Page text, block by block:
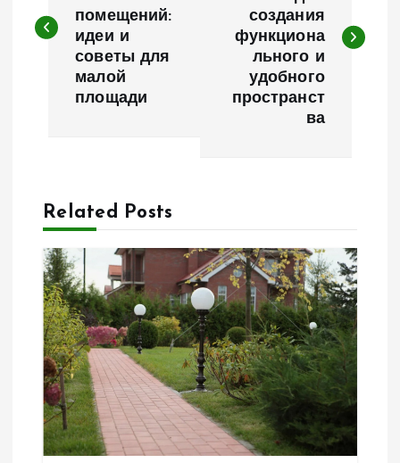
в
ц
и
я
п
о
з
помещений:
идеи и
советы для
малой
площади
создания
функциона
льного и
удобного
пространст
ва
Related Posts